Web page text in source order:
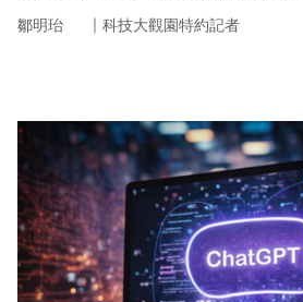
鄒明珆 ｜ 科技大觀園特約記者